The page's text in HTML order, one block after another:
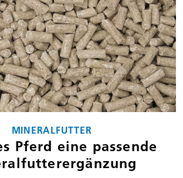
MINERALFUTTER
Pferd eine passende